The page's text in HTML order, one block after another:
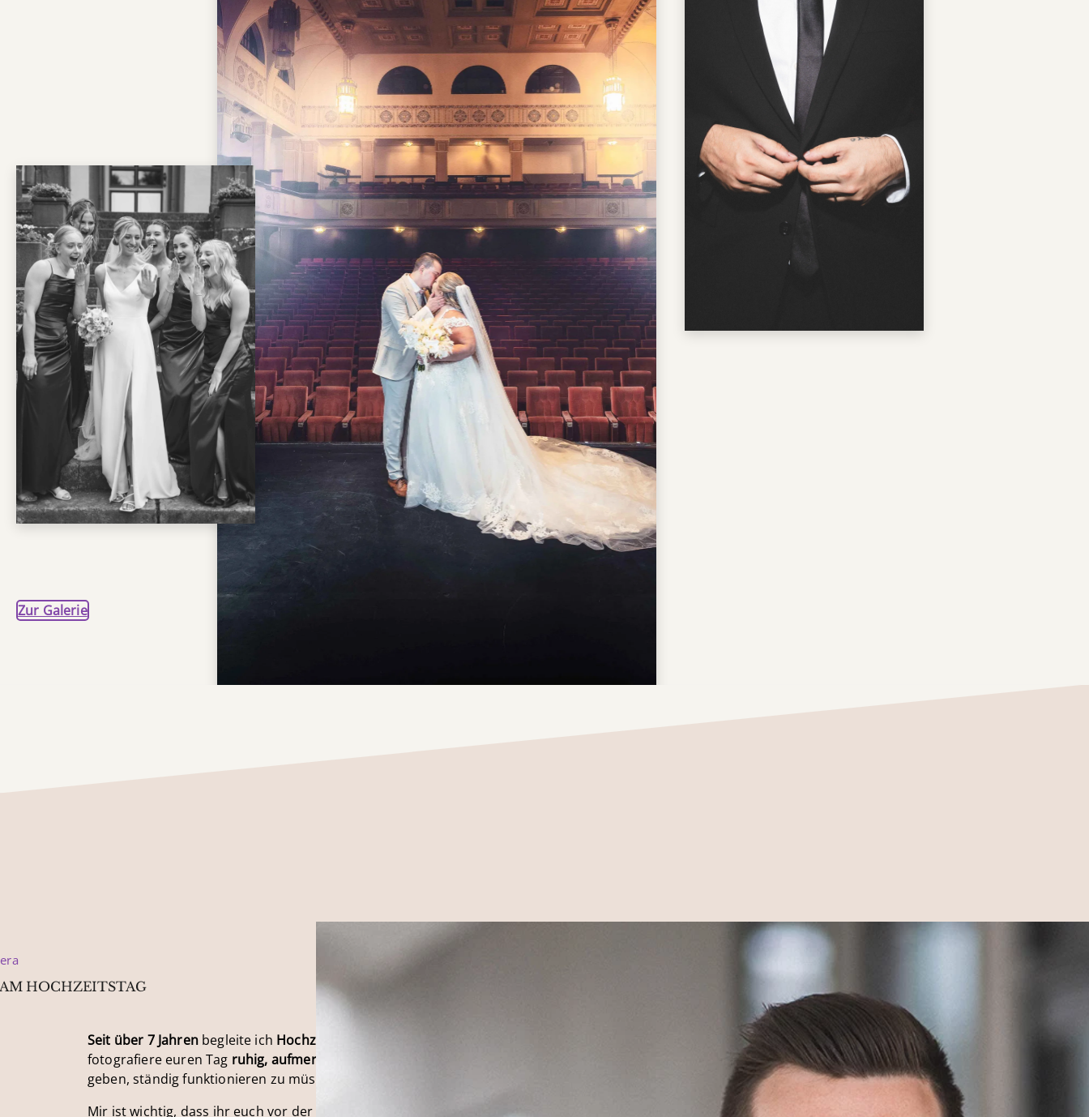
Zur Galerie
HOCHZEITSTAG
Seit über 7 Jahrenbegleite ich Hochzeiten in Rodgau
fotografiere euren Tag ruhig, aufmerksam
geben, ständig funktionieren zu müssen.
Mir ist wichtig, dass ihr euch vor der Kamera sicher fühlt. Deshalb leite ich